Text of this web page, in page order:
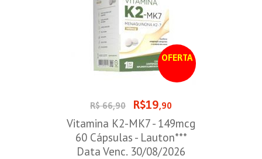
OFERTA
R$ 66,90 R$19,90
Vitamina K2-MK7 - 149mcg
60 Cápsulas - Lauton***
Data Venc. 30/08/2026